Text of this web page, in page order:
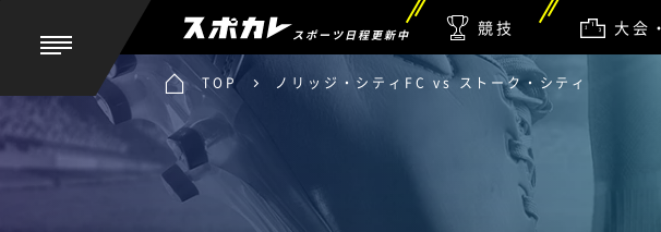
スポーツ日程更新中 競技 大会
TOP ノリッジ・シティFC vs ストーク・シティ